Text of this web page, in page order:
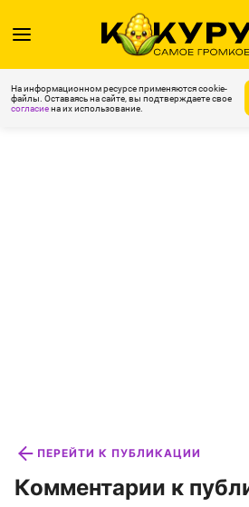
На информационном ресурсе применяются cookie-
файлы. Оставаясь на сайте, вы подтверждаете свое
согласиена их использование.
ПЕРЕЙТИ К ПУБЛИКАЦИИ
Комментарии к